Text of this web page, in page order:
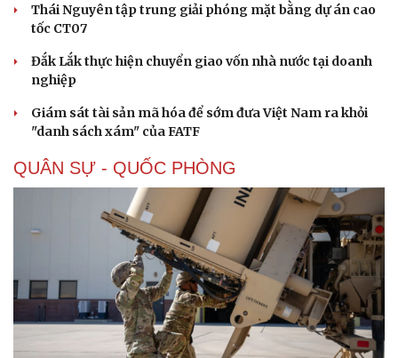
Thái Nguyên tập trung giải phóng mặt bằng dự án cao
tốc CT07
Đắk Lắk thực hiện chuyển giao vốn nhà nước tại doanh
nghiệp
Giám sát tài sản mã hóa để sớm đưa Việt Nam ra khỏi
"danh sách xám" của FATF
QUÂN SỰ - QUỐC PHÒNG